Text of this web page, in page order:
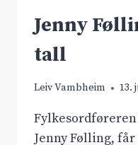
Jenny
tall
Leiv Vambheim 13.
Fylkesordføreren
Jenny Følling,